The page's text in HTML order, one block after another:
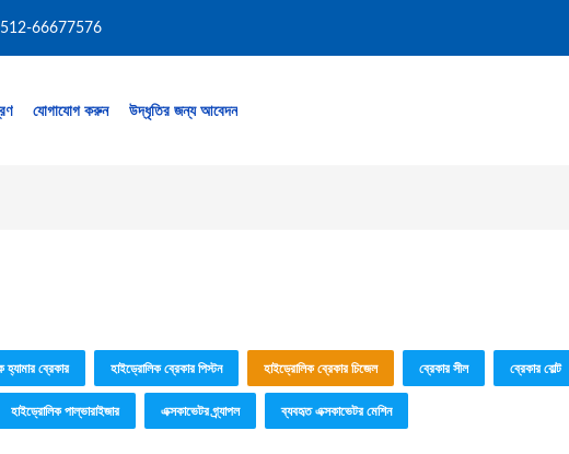
66677576
যোগাযোগ করুন উদ্ধৃতির জন্য আবেদন
ব্রেকার হাইড্রোলিক ব্রেকার পিস্টন হাইড্রোলিক ব্রেকার চিজেল ব্রেকার সীল ব্রেকার বোল্ট
হাইড্রোলিক পাল্ভারাইজার এক্সকাভেটর গ্র্যাপল ব্যবহৃত এক্সকাভেটর মেশিন